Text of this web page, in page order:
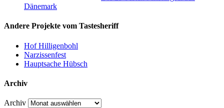
Dänemark
Andere Projekte vom Tastesheriff
Hof Hilligenbohl
Narzissenfest
Hauptsache Hübsch
Archiv
Archiv